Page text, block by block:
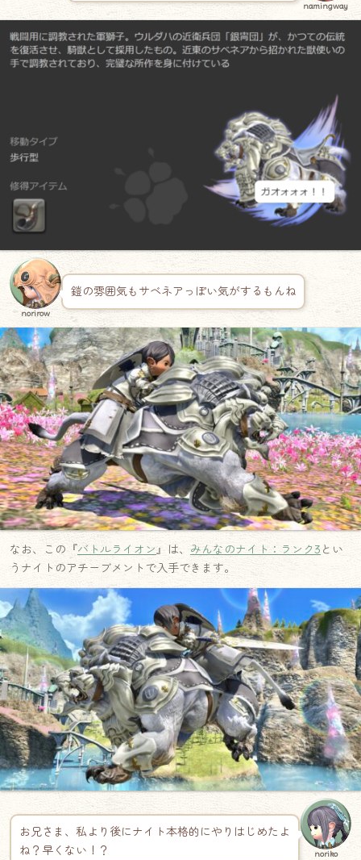
namingway
norirow
鎧の雰囲気もサベネアっぽい気がするもんね
なお、この『バトルライオン』は、 みんなのナイト：ランク3 とい
うナイトのアチーブメントで入手できます。
お兄さま、私より後にナイト本格的にやりはじめたよ
ね？早くない！？
noriko